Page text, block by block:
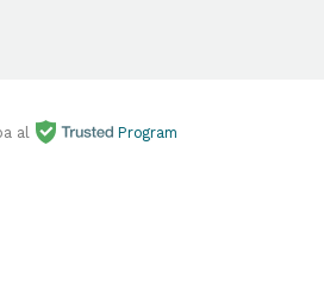
al Program